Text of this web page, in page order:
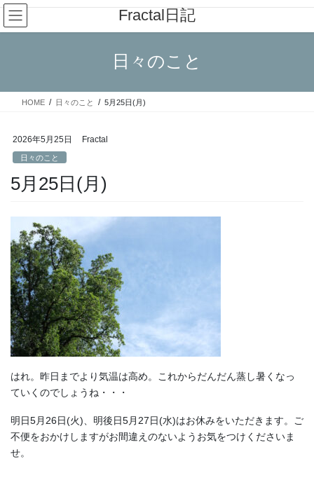
コ
ン
テ
ス
ナ
ビ
ゲ
ン
Fractal日記
日々のこと
HOME 日々のこと 5月25日(月)
2026年5月25日 Fractal
日々のこと
5月25日(月)
はれ。昨日までより気温は高め。これからだんだん蒸し暑くなっ
ていくのでしょうね・・・
明日5月26日(火)、明後日5月27日(水)はお休みをいただきます。ご
不便をおかけしますがお間違えのないようお気をつけくださいま
せ。